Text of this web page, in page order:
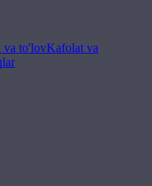
va to'lovKafolat va